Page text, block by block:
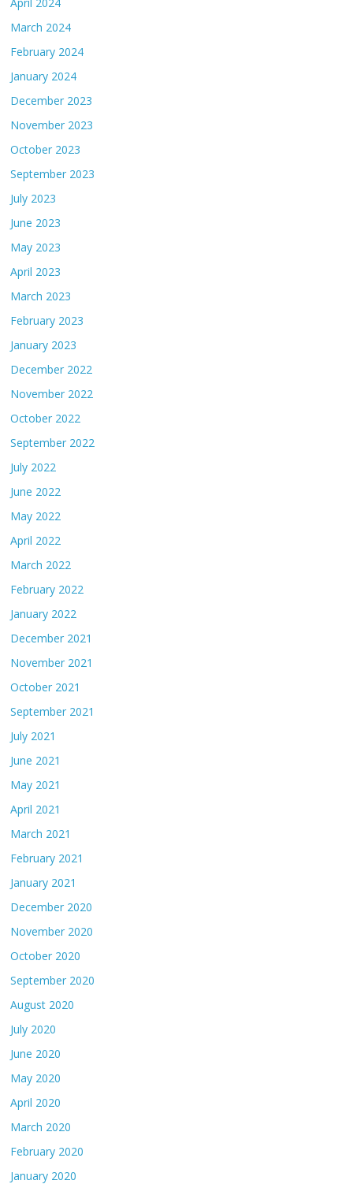
March 2024
February 2024
January 2024
December 2023
November 2023
October 2023
September 2023
July 2023
June 2023
May 2023
April 2023
March 2023
February 2023
January 2023
December 2022
November 2022
October 2022
September 2022
July 2022
June 2022
May 2022
April 2022
March 2022
February 2022
January 2022
December 2021
November 2021
October 2021
September 2021
July 2021
June 2021
May 2021
April 2021
March 2021
February 2021
January 2021
December 2020
November 2020
October 2020
September 2020
August 2020
July 2020
June 2020
May 2020
April 2020
March 2020
February 2020
January 2020